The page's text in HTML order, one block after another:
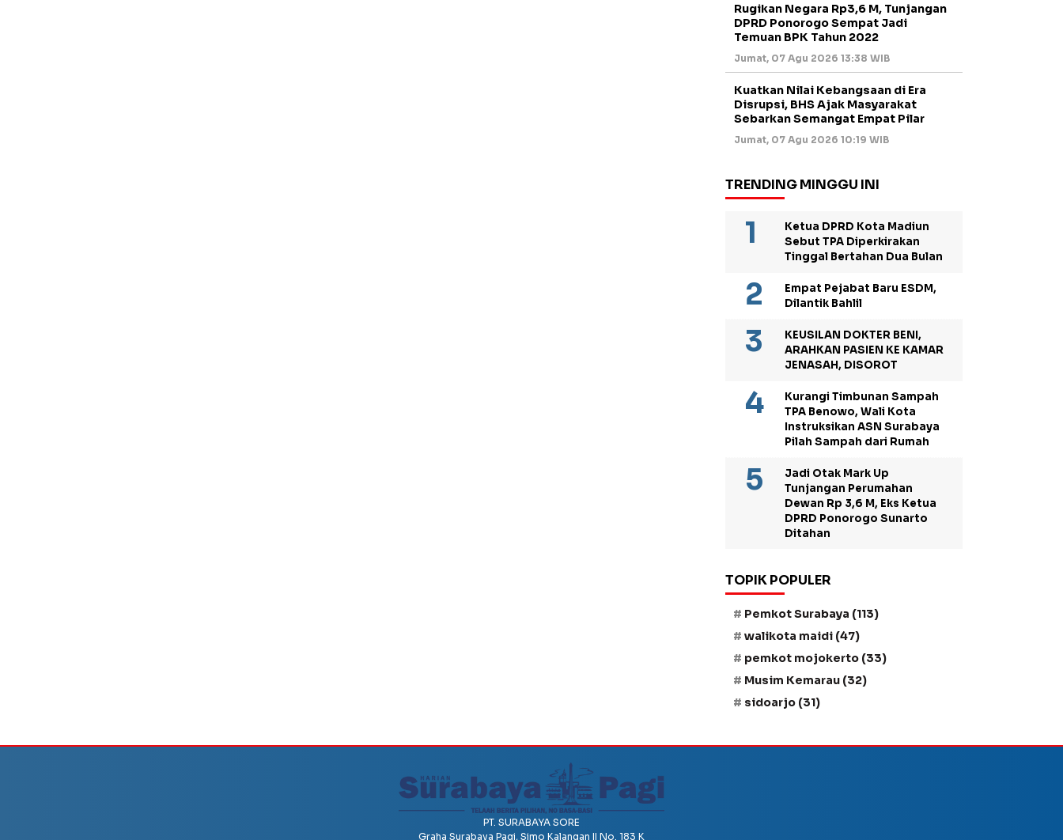
Rugikan Negara Rp3,6 M, Tunjangan
DPRD Ponorogo Sempat Jadi
Temuan BPK Tahun 2022
Jumat, 07 Agu 2026 13:38 WIB
Kuatkan Nilai Kebangsaan di Era
Disrupsi, BHS Ajak Masyarakat
Sebarkan Semangat Empat Pilar
Jumat, 07 Agu 2026 10:19 WIB
TRENDING MINGGU INI
Ketua DPRD Kota Madiun
Sebut TPA Diperkirakan
Tinggal Bertahan Dua Bulan
Empat Pejabat Baru ESDM,
Dilantik Bahlil
KEUSILAN DOKTER BENI,
ARAHKAN PASIEN KE KAMAR
JENASAH, DISOROT
Kurangi Timbunan Sampah
TPA Benowo, Wali Kota
Instruksikan ASN Surabaya
Pilah Sampah dari Rumah
Jadi Otak Mark Up
Tunjangan Perumahan
Dewan Rp 3,6 M, Eks Ketua
DPRD Ponorogo Sunarto
Ditahan
TOPIK POPULER
Pemkot Surabaya (113)
walikota maidi (47)
pemkot mojokerto (33)
Musim Kemarau (32)
sidoarjo (31)
PT. SURABAYA SORE
Graha Surabaya Pagi, Simo Kalangan II No. 183 K